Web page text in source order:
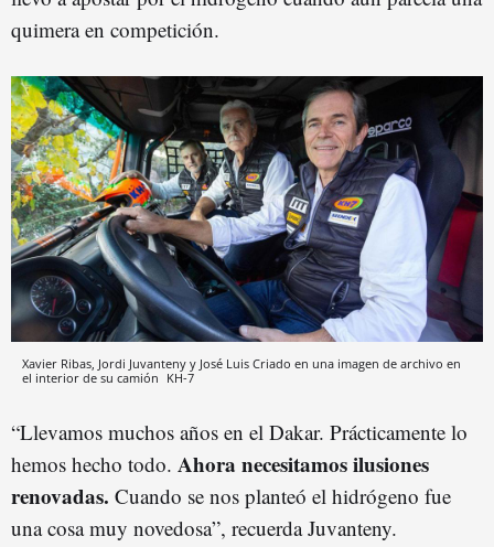
quimera en competición.
Xavier Ribas, Jordi Juvanteny y José Luis Criado en una imagen de archivo en
el interior de su camión KH-7
“Llevamos muchos años en el Dakar. Prácticamente lo
hemos hecho todo. Ahora necesitamos ilusiones
renovadas. Cuando se nos planteó el hidrógeno fue
una cosa muy novedosa”, recuerda Juvanteny.